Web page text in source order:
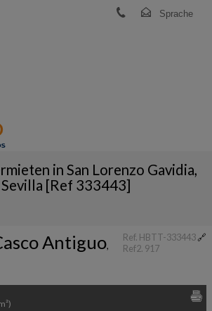
in San Lorenzo Gavidia,
[Ref 333443]
Ref. HBTT-333443🔗
Ref2. 917
Antiguo,